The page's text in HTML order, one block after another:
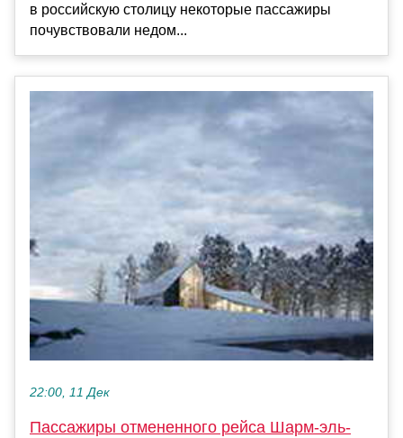
в российскую столицу некоторые пассажиры
почувствовали недом...
22:00, 11 Дек
Пассажиры отмененного рейса Шарм-эль-